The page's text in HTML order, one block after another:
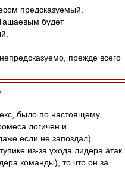
предсказуемый.
будет
прежде всего
было по настоящему
логичен и
если не запоздал).
из-за ухода лидера атак
команды), то что он за